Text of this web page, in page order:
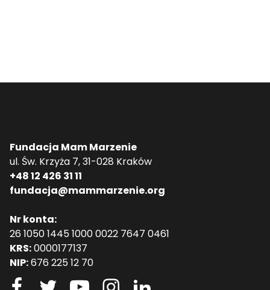
Fundacja Mam Marzenie
ul. Św. Krzyża 7, 31-028 Kraków
+48 12 426 31 11
fundacja@mammarzenie.org
Nr konta:
26 1050 1445 1000 0022 7647 0461
KRS:0000177137
NIP:676 225 12 70